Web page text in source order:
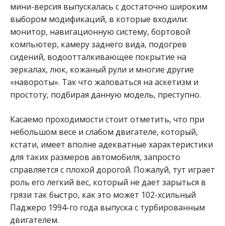
мини-версия выпускалась с достаточно широким
выбором модификаций, в которые входили:
монитор, навигационную систему, бортовой
компьютер, камеру заднего вида, подогрев
сидений, водоотталкивающее покрытие на
зеркалах, люк, кожаный рули и многие другие
«навороты». Так что жаловаться на аскетизм и
простоту, подбирая данную модель, преступно.
Касаемо проходимости стоит отметить, что при
небольшом весе и слабом двигателе, который,
кстати, имеет вполне адекватные характеристики
для таких размеров автомобиля, запросто
справляется с плохой дорогой. Пожалуй, тут играет
роль его легкий вес, который не дает зарыться в
грязи так быстро, как это может 102-хсильный
Паджеро 1994-го года выпуска с турбированным
двигателем.